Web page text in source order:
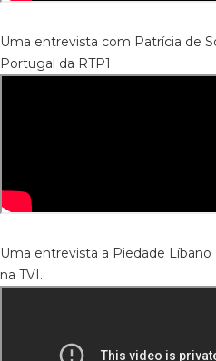
Uma entrevista com Patrícia de
Portugal da RTP1
Uma entrevista a Piedade
na TVI.